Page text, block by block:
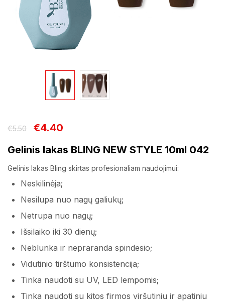
€5.50 €4.40
Gelinis lakas BLING NEW STYLE 10ml 042
Gelinis lakas Bling skirtas profesionaliam naudojimui:
Neskilinėja;
Nesilupa nuo nagų galiukų;
Netrupa nuo nagų;
Išsilaiko iki 30 dienų;
Neblunka ir nepraranda spindesio;
Vidutinio tirštumo konsistencija;
Tinka naudoti su UV, LED lempomis;
Tinka naudoti su kitos firmos viršutiniu ir apatiniu